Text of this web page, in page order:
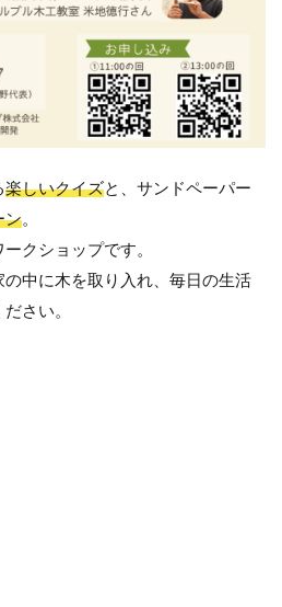
楽しいクイズと、サンドペーパー
ン
クショップです。
中に木を取り入れ、毎日の生活
さい。